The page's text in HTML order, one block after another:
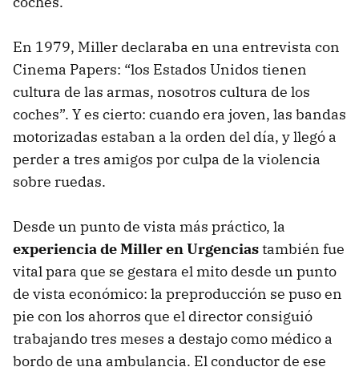
En 1979, Miller declaraba en una entrevista con
Cinema Papers: “los Estados Unidos tienen
cultura de las armas, nosotros cultura de los
coches”. Y es cierto: cuando era joven, las bandas
motorizadas estaban a la orden del día, y llegó a
perder a tres amigos por culpa de la violencia
sobre ruedas.
Desde un punto de vista más práctico, la
experiencia de Miller en Urgenciastambién fue
vital para que se gestara el mito desde un punto
de vista económico: la preproducción se puso en
pie con los ahorros que el director consiguió
trabajando tres meses a destajo como médico a
bordo de una ambulancia. El conductor de ese